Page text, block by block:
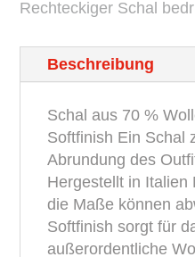
Menge
Rechteckiger Schal
Beschreibung
Schal aus 70 %
Softfinish Ein Schal
Abrundung des
Hergestellt in Italien
die Maße können
Softfinish sorgt für
außerordentliche